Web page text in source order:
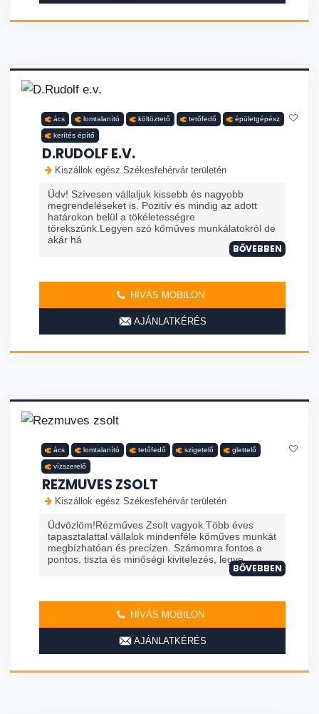
ács lomtalanító költöztető tetőfedő épületgépész
kerítés építő
D.RUDOLF E.V.
Kiszállok egész Székesfehérvár területén
Üdv! Szívesen vállaljuk kissebb és nagyobb
megrendeléseket is. Pozitív és mindig az adott
határokon belül a tökéletességre
törekszünk.Legyen szó kőműves munkálatokról de
akár há
BŐVEBBEN
HÍVÁS MOBILON
AJÁNLATKÉRÉS
ács lomtalanító tetőfedő szigetelő glettelő
vízszerelő
REZMUVES ZSOLT
Kiszállok egész Székesfehérvár területén
Üdvözlöm!Rézműves Zsolt vagyok.Több éves
tapasztalattal vállalok mindenféle kőműves munkát
megbízhatóan és precízen. Számomra fontos a
pontos, tiszta és minőségi kivitelezés, legye...
BŐVEBBEN
HÍVÁS MOBILON
AJÁNLATKÉRÉS